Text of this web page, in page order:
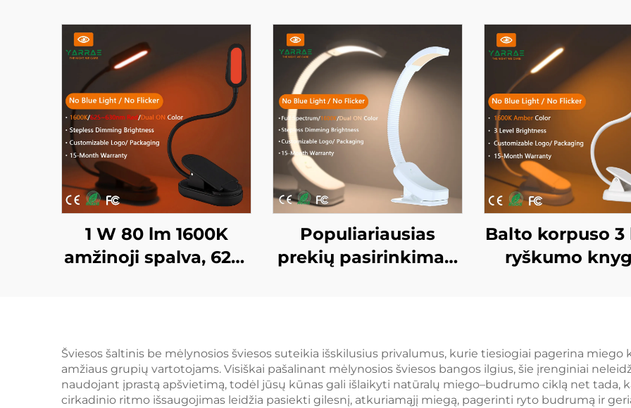
1 W 80 lm 1600K
amžinoji spalva, 625–
dažytas kūnas, LED
knygos lempa
Populiariausias
prekių pasirinkimas,
mėlynos šviesos ir
mirksėjimo, baltai
dažytas kūnas, LED
Balto korpuso 3
ryškumo
amžro spalvos
lempa
skaityti
Šviesos šaltinis be mėlynosios šviesos suteikia išskilusius privalumus, kurie tiesiogiai pagerina
amžiaus grupių vartotojams. Visiškai pašalinant mėlynosios šviesos bangos ilgius, šie įrenginiai
naudojant įprastą apšvietimą, todėl jūsų kūnas gali išlaikyti natūralų miego–budrumo ciklą net tada,
cirkadinio ritmo išsaugojimas leidžia pasiekti gilesnį, atkuriamąjį miegą, pagerinti ryto budrumą ir